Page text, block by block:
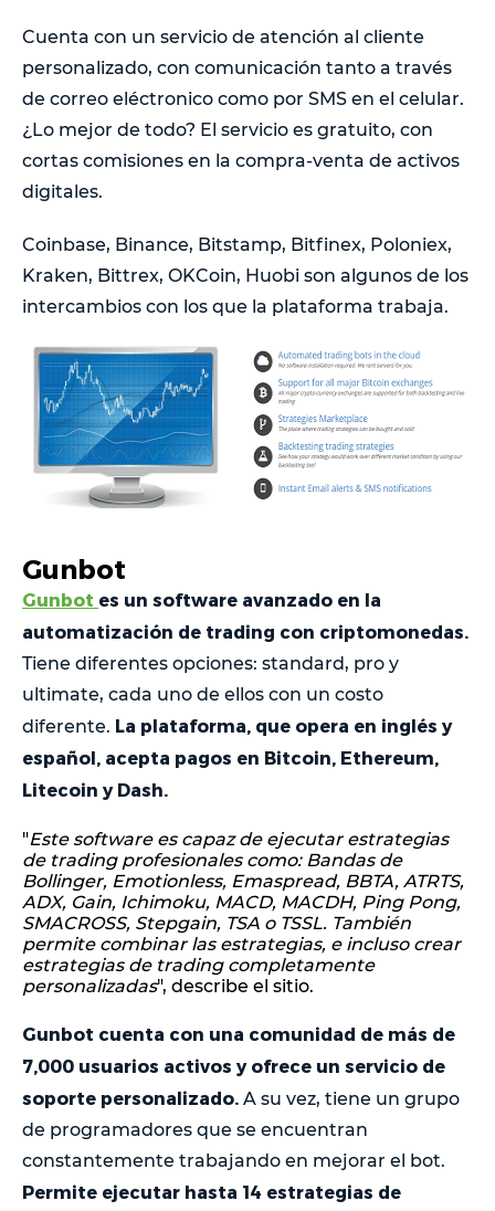
Cuenta con un servicio de atención al cliente
personalizado, con comunicación tanto a través
de correo eléctronico como por SMS en el celular.
¿Lo mejor de todo? El servicio es gratuito, con
cortas comisiones en la compra-venta de activos
digitales.
Coinbase, Binance, Bitstamp, Bitfinex, Poloniex,
Kraken, Bittrex, OKCoin, Huobi son algunos de los
intercambios con los que la plataforma trabaja.
Gunbot
Gunbot es un software avanzado en la
automatización de trading con criptomonedas.
Tiene diferentes opciones: standard, pro y
ultimate, cada uno de ellos con un costo
diferente. La plataforma, que opera en inglés y
español, acepta pagos en Bitcoin, Ethereum,
Litecoin y Dash.
"Este software es capaz de ejecutar estrategias
de trading profesionales como: Bandas de
Bollinger, Emotionless, Emaspread, BBTA, ATRTS,
ADX, Gain, Ichimoku, MACD, MACDH, Ping Pong,
SMACROSS, Stepgain, TSA o TSSL. También
permite combinar las estrategias, e incluso crear
estrategias de trading completamente
personalizadas", describe el sitio.
Gunbot cuenta con una comunidad de más de
7,000 usuarios activos y ofrece un servicio de
soporte personalizado. A su vez, tiene un grupo
de programadores que se encuentran
constantemente trabajando en mejorar el bot.
Permite ejecutar hasta 14 estrategias de